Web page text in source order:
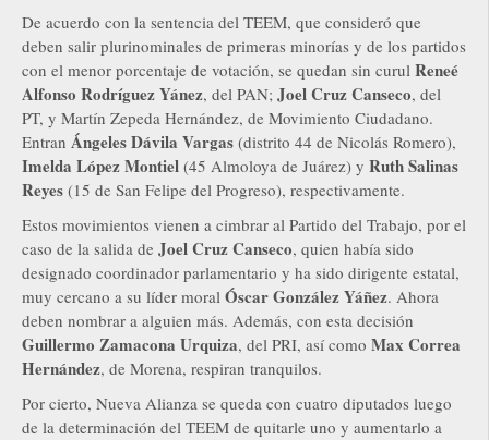
De acuerdo con la sentencia del TEEM, que consideró que
deben salir plurinominales de primeras minorías y de los partidos
con el menor porcentaje de votación, se quedan sin curul Reneé
Alfonso Rodríguez Yánez, del PAN; Joel Cruz Canseco, del
PT, y Martín Zepeda Hernández, de Movimiento Ciudadano.
Entran Ángeles Dávila Vargas (distrito 44 de Nicolás Romero),
Imelda López Montiel (45 Almoloya de Juárez) y Ruth Salinas
Reyes (15 de San Felipe del Progreso), respectivamente.
Estos movimientos vienen a cimbrar al Partido del Trabajo, por el
caso de la salida de Joel Cruz Canseco, quien había sido
designado coordinador parlamentario y ha sido dirigente estatal,
muy cercano a su líder moral Óscar González Yáñez. Ahora
deben nombrar a alguien más. Además, con esta decisión
Guillermo Zamacona Urquiza, del PRI, así como Max Correa
Hernández, de Morena, respiran tranquilos.
Por cierto, Nueva Alianza se queda con cuatro diputados luego
de la determinación del TEEM de quitarle uno y aumentarlo a